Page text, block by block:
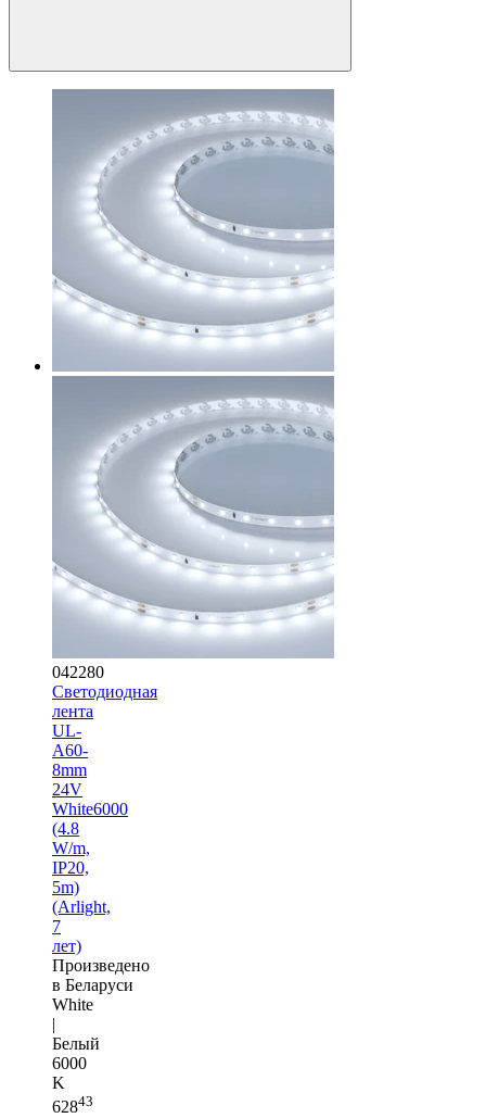
042280
Светодиодная
лента
UL-
A60-
8mm
24V
White6000
(4.8
W/m,
IP20,
5m)
(Arlight,
7
лет)
Произведено
в Беларуси
White
|
Белый
6000
K
62843